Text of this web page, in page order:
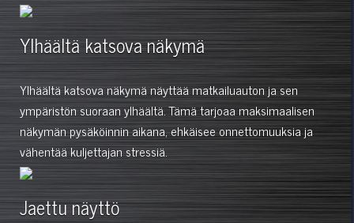
Ylhäältä katsova näkymä
Ylhäältä katsova näkymä näyttää matkailuauton ja sen
ympäristön suoraan ylhäältä. Tämä tarjoaa maksimaalisen
näkymän pysäköinnin aikana, ehkäisee onnettomuuksia ja
vähentää kuljettajan stressiä.
Jaettu näyttö